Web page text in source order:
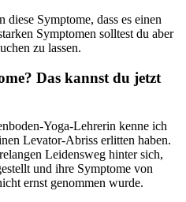
Symptome, dass es einen
Symptomen solltest du aber
zu lassen.
Das kannst du jetzt
Yoga-Lehrerin kenne ich
Levator-Abriss erlitten haben.
Leidensweg hinter sich,
und ihre Symptome von
ernst genommen wurde.